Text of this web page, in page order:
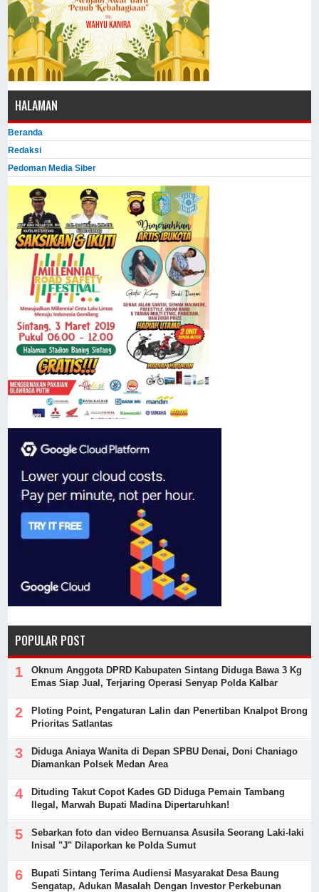
HALAMAN
Beranda
Redaksi
Pedoman Media Siber
POPULAR POST
Oknum Anggota DPRD Kabupaten Sintang Diduga Bawa 3 Kg
Emas Siap Jual, Terjaring Operasi Senyap Polda Kalbar
Ploting Point, Pengaturan Lalin dan Penertiban Knalpot Brong
Prioritas Satlantas
Diduga Aniaya Wanita di Depan SPBU Denai, Doni Chaniago
Diamankan Polsek Medan Area
Dituding Takut Copot Kades GD Diduga Pemain Tambang
Ilegal, Marwah Bupati Madina Dipertaruhkan!
Sebarkan foto dan video Bernuansa Asusila Seorang Laki-laki
Inisal "J" Dilaporkan ke Polda Sumut
Bupati Sintang Terima Audiensi Masyarakat Desa Baung
Sengatap, Adukan Masalah Dengan Investor Perkebunan